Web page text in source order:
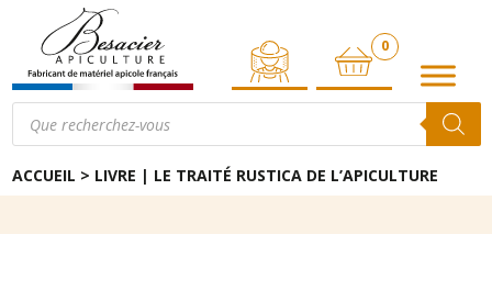
0
ARTICLE
Recherche
produits
ACCUEIL > LIVRE | LE TRAITÉ RUSTICA DE L’APICULTURE